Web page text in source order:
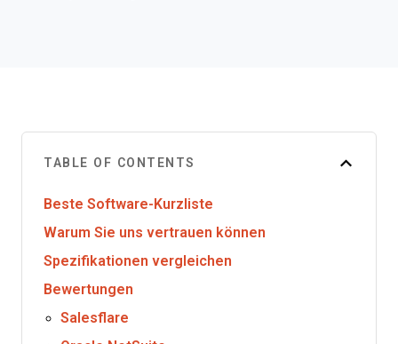
TABLE OF CONTENTS
Beste Software-Kurzliste
Warum Sie uns vertrauen können
Spezifikationen vergleichen
Bewertungen
Salesflare